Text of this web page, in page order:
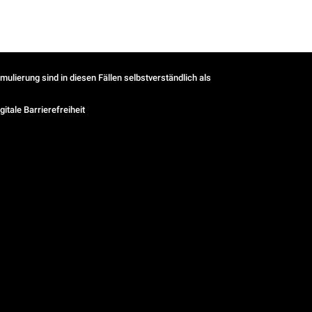
sind in diesen Fällen selbstverständlich als
Barrierefreiheit